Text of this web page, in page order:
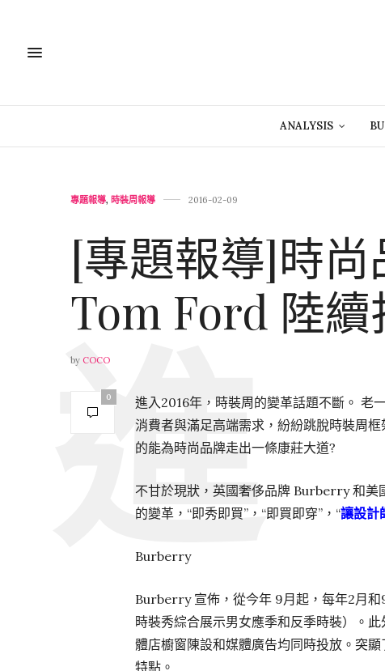
ANALYSIS
專題報導, 時裝周報導 2016-02-09
[專題報導]時
Tom Ford 陸
by COCO
0
進入2016年，時裝周的變革話題不斷。 老
消費者與滿足高端需求，紛紛跳脫時裝周
的能為時尚品牌走出一條康莊大道?
不甘於現狀，英國奢侈品牌 Burberry 和
的變革，“即秀即買”，“即買即穿”，“讓設計
Burberry
Burberry 宣佈，從今年 9月起，每年2月
時裝秀綜合展示男女應季和反季時裝）。
體店櫥窗陳設和媒體廣告均同時投放。突
特點。